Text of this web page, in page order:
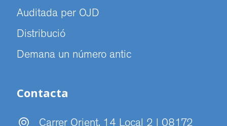
Auditada per OJD
Distribució
Demana un número antic
Contacta